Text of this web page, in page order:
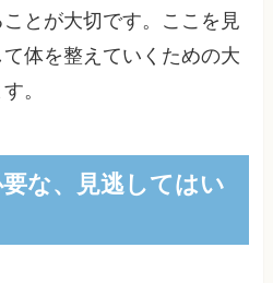
とが大切です。ここを見
体を整えていくための大
。
な、見逃してはい